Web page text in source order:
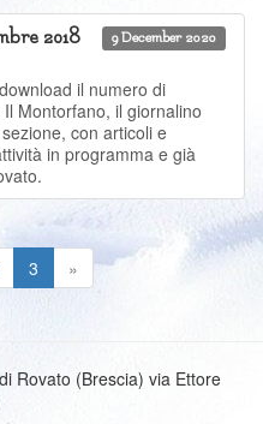
9 December 2020
2018
il numero di
Montorfano, il giornalino
con articoli e
in programma e già
3 (current)
»
Rovato (Brescia) via Ettore